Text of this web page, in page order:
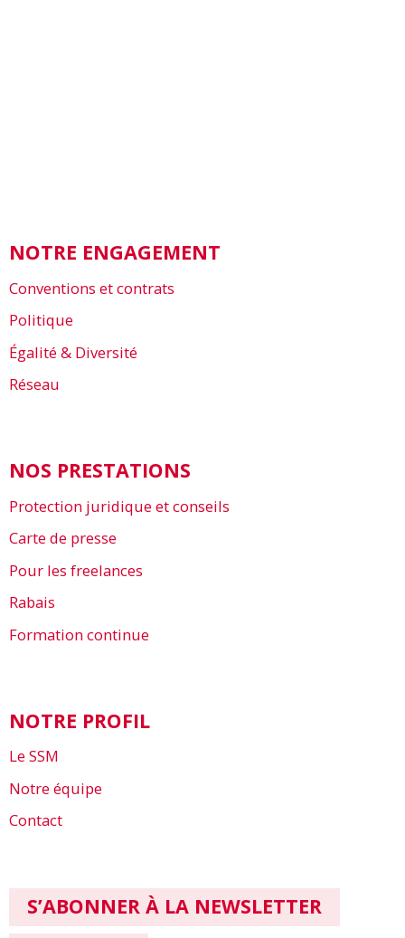
NOTRE ENGAGEMENT
Conventions et contrats
Politique
Égalité & Diversité
Réseau
NOS PRESTATIONS
Protection juridique et conseils
Carte de presse
Pour les freelances
Rabais
Formation continue
NOTRE PROFIL
Le SSM
Notre équipe
Contact
S’ABONNER À LA NEWSLETTER